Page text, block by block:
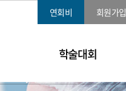
연회비 회원가입
학술대회